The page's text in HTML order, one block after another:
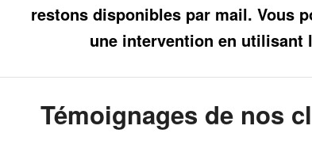
restons disponibles par mail. Vous
une intervention en utilisant
Témoignages de nos